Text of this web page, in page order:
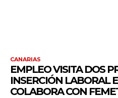
CANARIAS
EMPLEO VISITA DOS
INSERCIÓN LABORAL
COLABORA CON